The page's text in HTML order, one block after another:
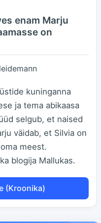
enam Marju
on
kuninganna
ja tema abikaasa
selgub, et naised
väidab, et Silvia on
meest.
blogija Mallukas.
(Kroonika)